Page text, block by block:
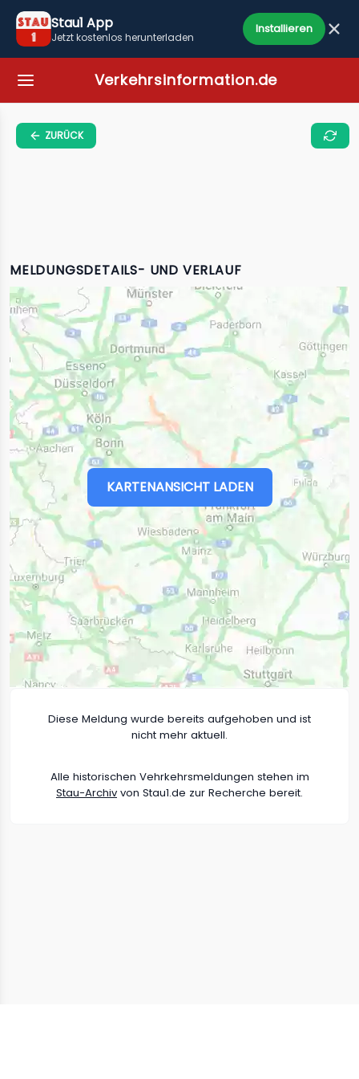
Stau1 App
Jetzt kostenlos herunterladen
Installieren
Verkehrsinformation.de
ZURÜCK
MELDUNGSDETAILS- UND VERLAUF
KARTENANSICHT LADEN
Diese Meldung wurde bereits aufgehoben und ist
nicht mehr aktuell.
Alle historischen Vehrkehrsmeldungen stehen im
Stau-Archiv von Stau1.de zur Recherche bereit.